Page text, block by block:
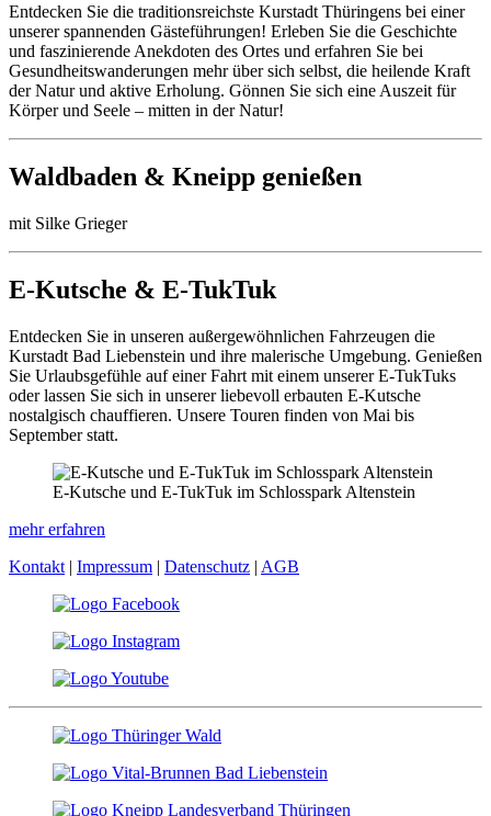
Entdecken Sie die traditionsreichste Kurstadt Thüringens bei einer
unserer spannenden Gästeführungen! Erleben Sie die Geschichte
und faszinierende Anekdoten des Ortes und erfahren Sie bei
Gesundheitswanderungen mehr über sich selbst, die heilende Kraft
der Natur und aktive Erholung. Gönnen Sie sich eine Auszeit für
Körper und Seele – mitten in der Natur!
Waldbaden & Kneipp genießen
mit Silke Grieger
E-Kutsche & E-TukTuk
Entdecken Sie in unseren außergewöhnlichen Fahrzeugen die
Kurstadt Bad Liebenstein und ihre malerische Umgebung. Genießen
Sie Urlaubsgefühle auf einer Fahrt mit einem unserer E-TukTuks
oder lassen Sie sich in unserer liebevoll erbauten E-Kutsche
nostalgisch chauffieren. Unsere Touren finden von Mai bis
September statt.
E-Kutsche und E-TukTuk im Schlosspark Altenstein
mehr erfahren
Kontakt | Impressum | Datenschutz | AGB